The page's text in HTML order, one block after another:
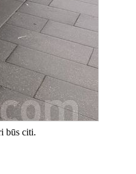
būs citi.